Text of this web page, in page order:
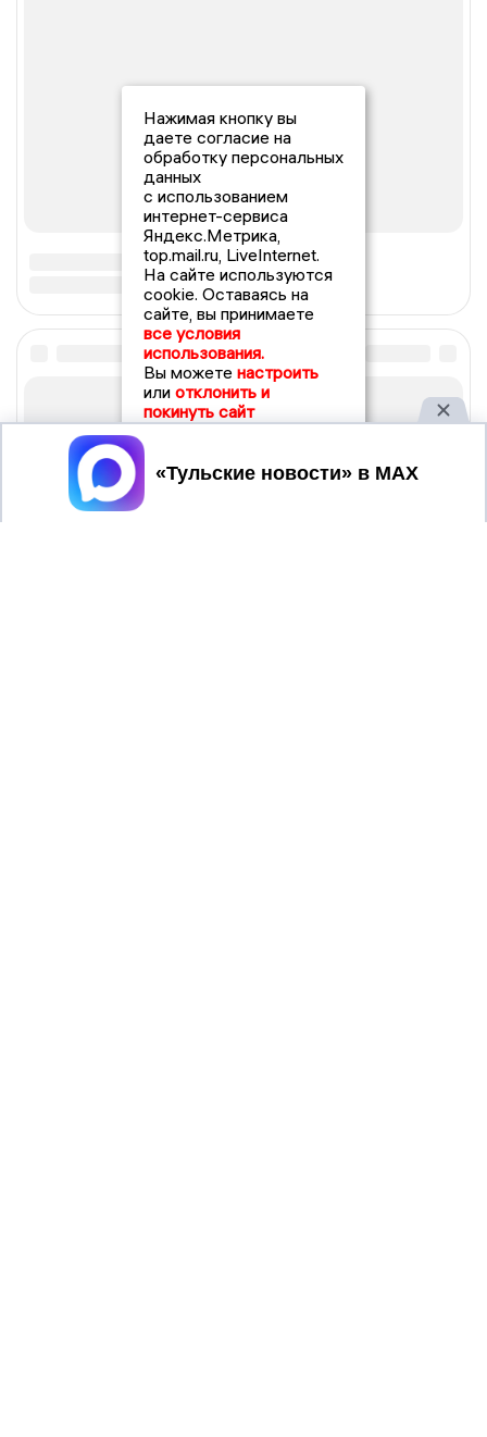
Нажимая кнопку вы
даете согласие на
обработку персональных
данных
с использованием
интернет-сервиса
Яндекс.Метрика,
top.mail.ru, LiveInternet.
На сайте используются
cookie. Оставаясь на
сайте, вы принимаете
все условия
использования.
Вы можете настроить
или отклонить и
покинуть сайт
Принять